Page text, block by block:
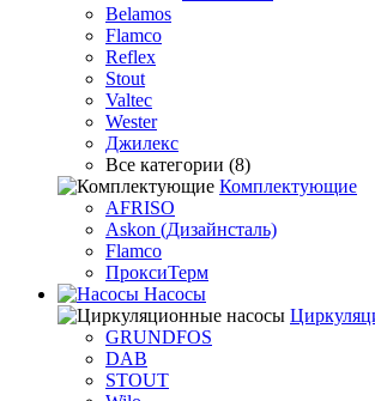
Belamos
Flamco
Reflex
Stout
Valtec
Wester
Джилекс
Все категории (8)
Комплектующие
AFRISO
Askon (Дизайнсталь)
Flamco
ПроксиТерм
Насосы
GRUNDFOS
DAB
STOUT